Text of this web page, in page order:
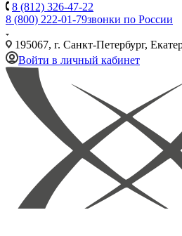
8 (812) 326-47-22
8 (800) 222-01-79звонки по России
195067, г. Санкт-Петербург,
Войти в личный кабинет